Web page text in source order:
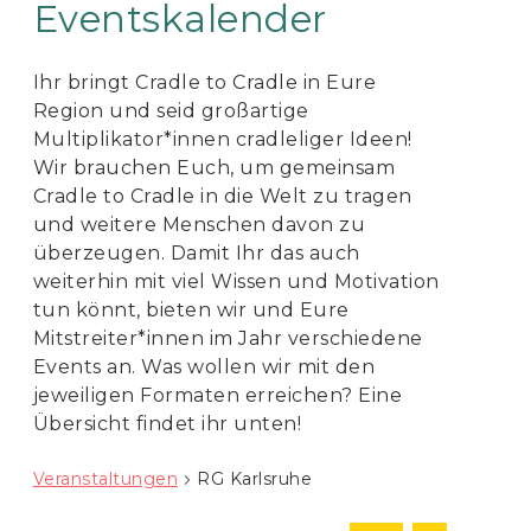
Eventskalender
Ihr bringt Cradle to Cradle in Eure
Region und seid großartige
Multiplikator*innen cradleliger Ideen!
Wir brauchen Euch, um gemeinsam
Cradle to Cradle in die Welt zu tragen
und weitere Menschen davon zu
überzeugen. Damit Ihr das auch
weiterhin mit viel Wissen und Motivation
tun könnt, bieten wir und Eure
Mitstreiter*innen im Jahr verschiedene
Events an. Was wollen wir mit den
jeweiligen Formaten erreichen? Eine
Übersicht findet ihr unten!
Veranstaltungen RG Karlsruhe